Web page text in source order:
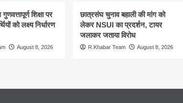
शिक्षा पर
को लक्ष्य निर्धारण
August 8, 2026
छात्रसंघ चुनाव बहाली की मांग को
लेकर NSUI का प्रदर्शन, टायर
जलाकर जताया विरोध
R.Khabar Team August 8, 2026